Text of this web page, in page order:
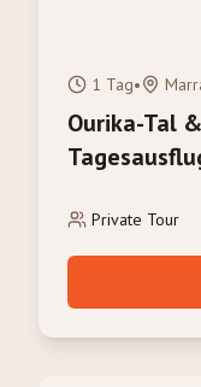
1 Tag•
Ourika-Tal
Private Tour